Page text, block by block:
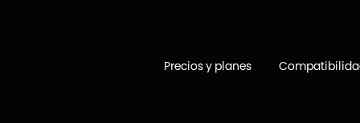
Precios y planes